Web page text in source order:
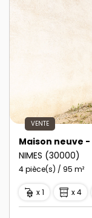
VENTE
NIMES (30000)
4 pièce(s) / 95 m²
x 1 x 4